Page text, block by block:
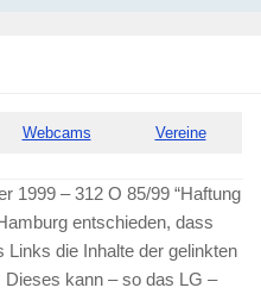
Webcams Vereine
1999 – 312 O 85/99 “Haftung
entschieden, dass
Links die Inhalte der gelinkten
kann – so das LG –